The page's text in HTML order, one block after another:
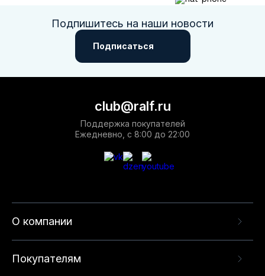
Подпишитесь на наши новости
Подписаться
О компании
Покупателям
club@ralf.ru
Поддержка покупателей
Ежедневно, с 8:00 до 22:00